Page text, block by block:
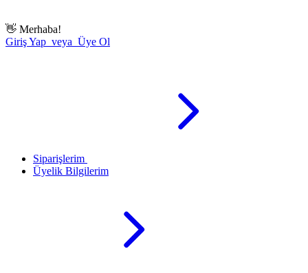
👋 Merhaba!
Giriş Yap veya Üye Ol
Siparişlerim
Üyelik Bilgilerim